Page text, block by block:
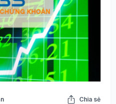
Chia sẻ